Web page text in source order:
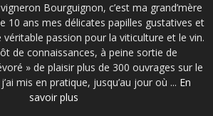
Bourguignon, c’est ma grand’mère
10 ans mes délicates papilles gustatives et
passion pour la viticulture et le vin.
de connaissances, à peine sortie de
» de plaisir plus de 300 ouvrages sur le
mis en pratique, jusqu’au jour où ... En
savoir plus